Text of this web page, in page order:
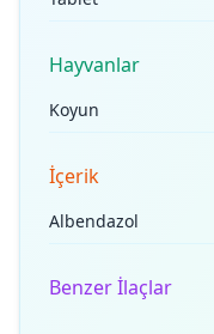
Hayvanlar
Koyun
İçerik
Albendazol
Benzer İlaçlar